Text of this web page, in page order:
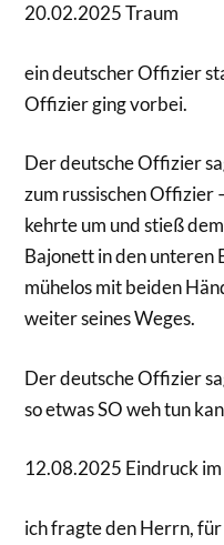
20.02.2025 Traum
ein deutscher Offizier
Offizier ging vorbei.
Der deutsche Offizier
zum russischen Offizier
kehrte um und stieß
Bajonett in den unteren
mühelos mit beiden
weiter seines Weges.
Der deutsche Offizier
so etwas SO weh tun
12.08.2025 Eindruck
ich fragte den Herrn,